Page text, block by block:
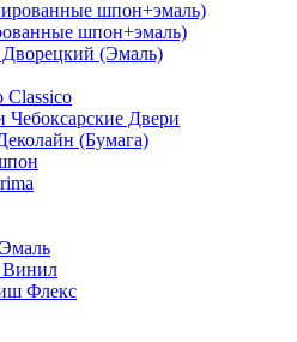
шпон+эмаль)
Дворецкий (Эмаль)
Classico
Чебоксарские Двери
(Бумага)
Винил
Флекс